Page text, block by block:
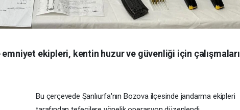
emniyet ekipleri, kentin huzur ve güvenliği için çalışmaları
Bu çerçevede Şanlıurfa'nın Bozova ilçesinde jandarma ekipleri